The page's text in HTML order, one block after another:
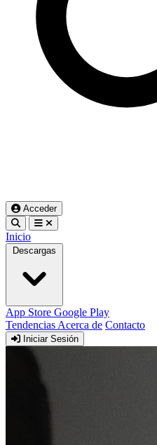
Acceder
Inicio
Descargas
App Store Google Play
Tendencias Acerca de Contacto
Iniciar Sesión